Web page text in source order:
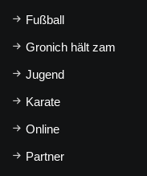
Fußball
Gronich hält zam
Jugend
Karate
Online
Partner